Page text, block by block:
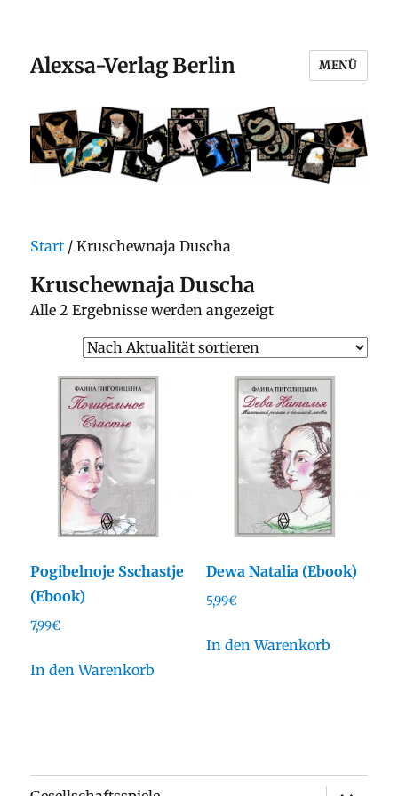
Alexsa-Verlag Berlin MENÜ
Start / Kruschewnaja Duscha
Kruschewnaja Duscha
Alle 2 Ergebnisse werden angezeigtNach
Aktualität
sortiert
Pogibelnoje Sschastje
(Ebook)
7,99€
In den Warenkorb
Dewa Natalia (Ebook)
5,99€
In den Warenkorb